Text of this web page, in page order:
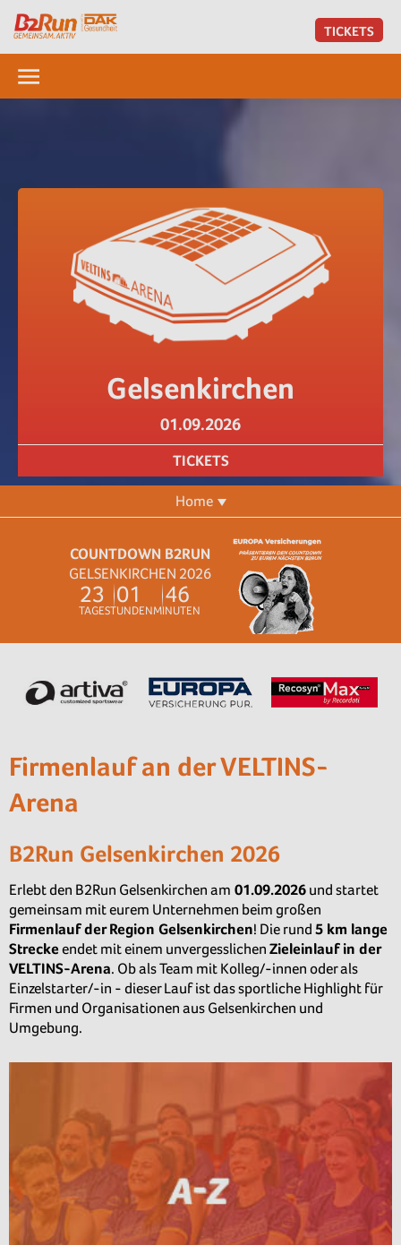
TICKETS
Gelsenkirchen
01.09.2026
TICKETS
Home
COUNTDOWN B2RUN
GELSENKIRCHEN 2026
23
TAGE
01
STUNDEN
46
MINUTEN
Firmenlauf an der VELTINS-
Arena
B2Run Gelsenkirchen 2026
Erlebt den B2Run Gelsenkirchen am 01.09.2026 und startet
gemeinsam mit eurem Unternehmen beim großen
Firmenlauf der Region Gelsenkirchen! Die rund 5 km lange
Streckeendet mit einem unvergesslichen Zieleinlauf in der
VELTINS-Arena. Ob als Team mit Kolleg/-innen oder als
Einzelstarter/-in - dieser Lauf ist das sportliche Highlight für
Firmen und Organisationen aus Gelsenkirchen und
Umgebung.